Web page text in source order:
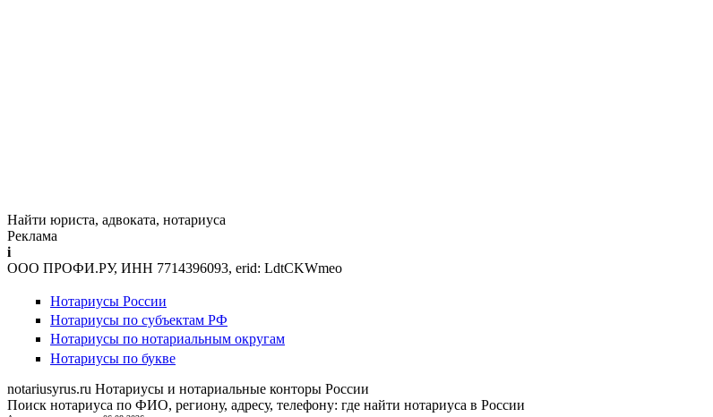
Найти юриста, адвоката, нотариуса
Реклама
i
ООО ПРОФИ.РУ, ИНН 7714396093, erid: LdtCKWmeo
Нотариусы России
Нотариусы по субъектам РФ
Нотариусы по нотариальным округам
Нотариусы по букве
notariusyrus.ru Нотариусы и нотариальные конторы России
Поиск нотариуса по ФИО, региону, адресу, телефону: где найти нотариуса в России